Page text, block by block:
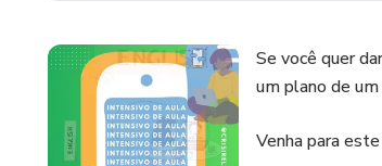
Se você quer
um plano de
Venha para